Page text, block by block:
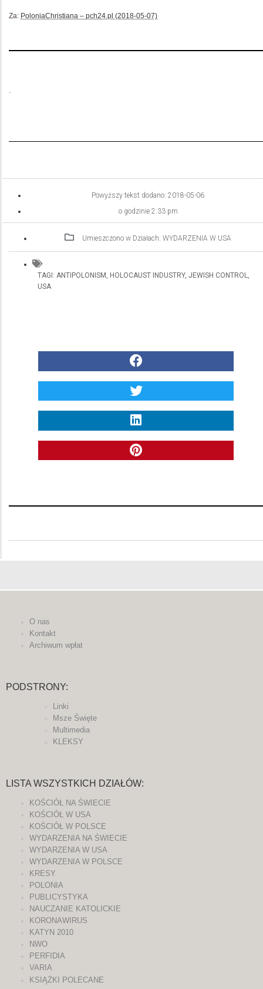
Za: PoloniaChristiana – pch24.pl (2018-05-07)
.
Powyższy tekst dodano: 2018-05-06
o godzinie 2:33 pm
Umieszczono w Działach: WYDARZENIA W USA
TAGI: ANTIPOLONISM , HOLOCAUST INDUSTRY, JEWISH CONTROL,
USA
O nas
Kontakt
Archiwum wpłat
PODSTRONY:
Linki
Msze Święte
Multimedia
KLEKSY
LISTA WSZYSTKICH DZIAŁÓW:
KOŚCIÓŁ NA ŚWIECIE
KOŚCIÓŁ W USA
KOŚCIÓŁ W POLSCE
WYDARZENIA NA ŚWIECIE
WYDARZENIA W USA
WYDARZENIA W POLSCE
KRESY
POLONIA
PUBLICYSTYKA
NAUCZANIE KATOLICKIE
KORONAWIRUS
KATYN 2010
NWO
PERFIDIA
VARIA
KSIĄŻKI POLECANE